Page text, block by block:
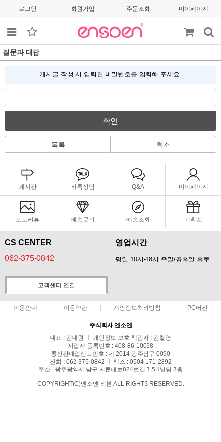
로그인 회원가입 주문조회 마이페이지
질문과 대답
게시글 작성 시 입력한 비밀번호를 입력해 주세요.
확인
목록 취소
게시판 카톡상담 Q&A 마이페이지
포토리뷰 배송문의 배송조회 기획전
CS CENTER
062-375-0842
영업시간
평일 10시-18시 주말/공휴일 휴무
고객센터 연결
이용안내 이용약관 개인정보처리방침 PC버전
주식회사 엔소엔
대표 : 김대원 ㅣ 개인정보 보호 책임자 : 김철영
사업자 등록번호 : 408-86-10098
통신판매업신고번호 : 제 2014 광주남구 0090
전화 : 062-375-0842 ㅣ 팩스 : 0504-171-2892
주소 : 광주광역시 남구 서문대로824번길 3 SH빌딩 3층
COPYRIGHT(C)엔소엔 리본 ALL RIGHTS RESERVED.